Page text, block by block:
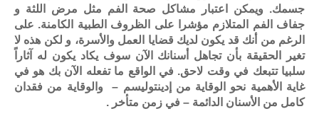
جسمك. ويمكن اعتبار مشاكل صحة الفم مثل مرض اللثة و
جفاف الفم المتلازم مؤشرا على الظروف الطبية الكامنة. على
الرغم من أنك قد يكون لديك قضايا العمل والأسرة، و لكن هذه لا
تغير الحقيقة بأن تجاهل أسنانك الآن سوف يكاد يكون له آثاراً
سلبيا تتبعك في وقت لاحق. في الواقع ما تفعله الآن بك هو في
غاية الأهمية نحو الوقاية من إدينتوليسم – والوقاية من فقدان
كامل من الأسنان الدائمة – في زمن متأخر .